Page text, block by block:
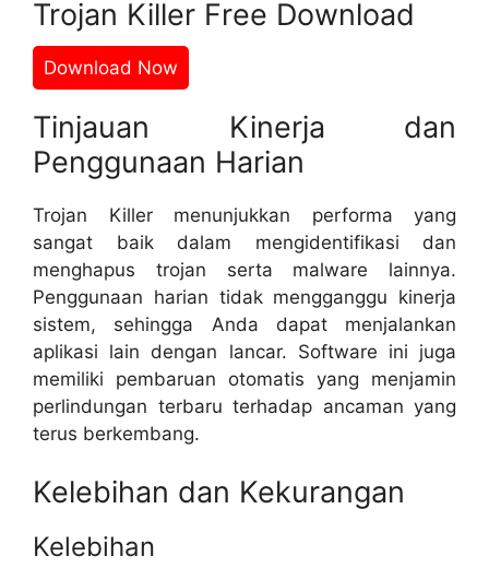
Trojan Killer Free Download
Download Now
Tinjauan Kinerja dan
Penggunaan Harian
Trojan Killer menunjukkan performa yang
sangat baik dalam mengidentifikasi dan
menghapus trojan serta malware lainnya.
Penggunaan harian tidak mengganggu kinerja
sistem, sehingga Anda dapat menjalankan
aplikasi lain dengan lancar. Software ini juga
memiliki pembaruan otomatis yang menjamin
perlindungan terbaru terhadap ancaman yang
terus berkembang.
Kelebihan dan Kekurangan
Kelebihan